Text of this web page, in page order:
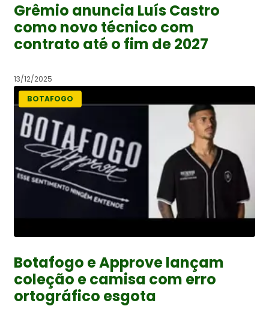
Grêmio anuncia Luís Castro
como novo técnico com
contrato até o fim de 2027
13/12/2025
BOTAFOGO
Botafogo e Approve lançam
coleção e camisa com erro
ortográfico esgota